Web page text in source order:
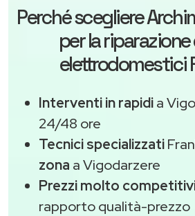
Perché scegliere
per la
elettrodomestici
Interventi in rapidia
24/48 ore
Tecnici specializzati
zona a Vigodarzere
Prezzi molto
rapporto qualità-prezzo